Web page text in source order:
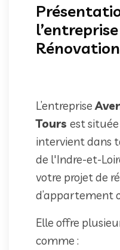
L’entreprise
Tours est
intervient dans
de l'Indre-et-
votre projet de
d’appartement
Elle offre
comme :